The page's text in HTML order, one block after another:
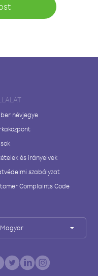
névjegye
és irányelvek
szabályzat
Complaints Code
Magyar